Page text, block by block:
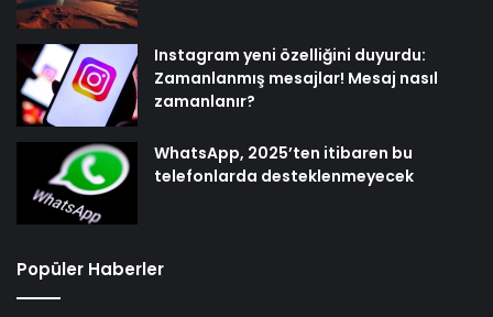
Instagram yeni özelliğini duyurdu:
Zamanlanmış mesajlar! Mesaj nasıl
zamanlanır?
WhatsApp, 2025’ten itibaren bu
telefonlarda desteklenmeyecek
Popüler Haberler